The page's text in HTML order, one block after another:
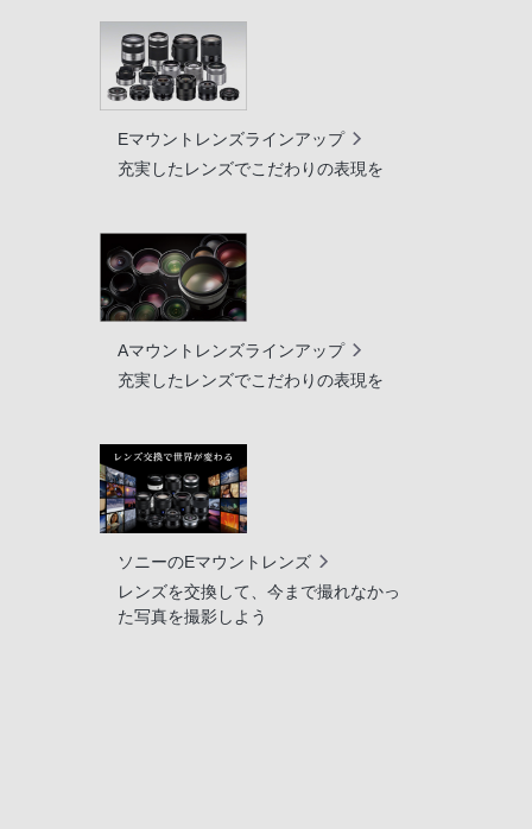
Eマウントレンズラインアップ
充実したレンズでこだわりの表現を
Aマウントレンズラインアップ
充実したレンズでこだわりの表現を
ソニーのEマウントレンズ
レンズを交換して、今まで撮れなかっ
た写真を撮影しよう